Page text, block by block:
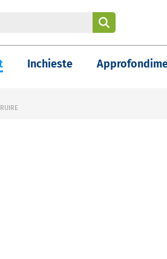
Inchieste